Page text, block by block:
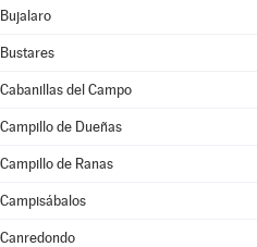
Bujalaro
Bustares
Cabanillas del Campo
Campillo de Dueñas
Campillo de Ranas
Campisábalos
Canredondo